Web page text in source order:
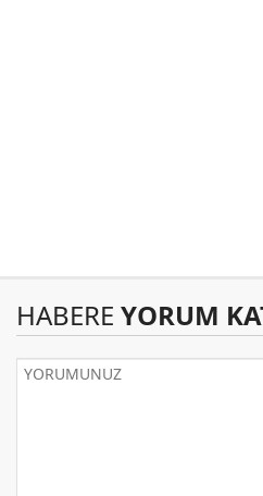
HABERE YORUM